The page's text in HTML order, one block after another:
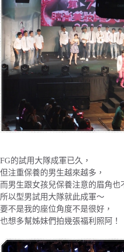
FG的試用大隊成軍已久，
但注重保養的男生越來越多，
而男生跟女孩兒保養注意的眉角也
所以型男試用大隊就此成軍～
要不是我的座位角度不是很好，
也想多幫姊妹們拍幾張福利照阿！